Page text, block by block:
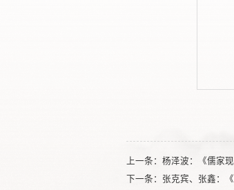
上一条： 杨泽波：《儒家
下一条： 张克宾、张鑫：